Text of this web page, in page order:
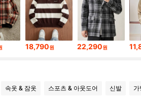
로워
로워
18,790원 22,290원
속옷 & 잠옷 스포츠 & 아웃도어 신발